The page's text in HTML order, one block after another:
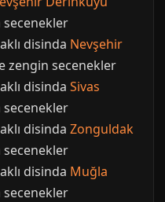
disinda Nevşehir
zengin secenekler
disinda Sivas
disinda Zonguldak
disinda Muğla